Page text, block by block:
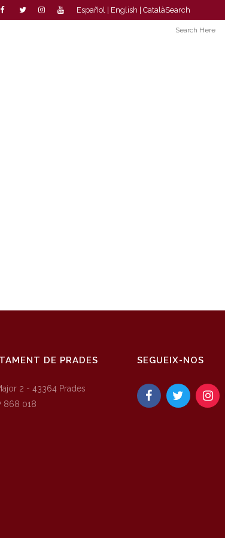
Español English CatalàSearch
DE PRADES
2 - 43364 Prades
868 018
SEGUEIX-NOS